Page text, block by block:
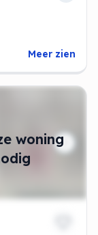
Meer zien
woning